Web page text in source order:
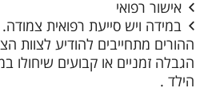
אישור רפואי
במידה ויש סייעת רפואית צמודה.
ההורים מתחייבים להודיע לצוות
הגבלה זמניים או קבועים שיחולו
הילד .